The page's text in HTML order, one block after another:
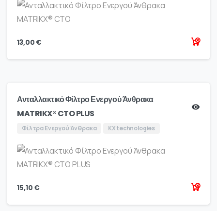
13,00 €
Ανταλλακτικό Φίλτρο Ενεργού Άνθρακα
MATRIKX® CTO PLUS
Φίλτρα Ενεργού Άνθρακα KX technologies
15,10 €